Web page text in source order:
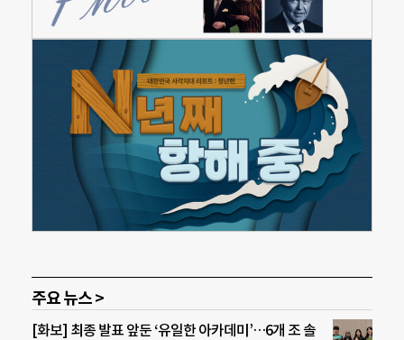
주요 뉴스 >
[화보] 최종 발표 앞둔 ‘유일한 아카데미’…6개 조 솔